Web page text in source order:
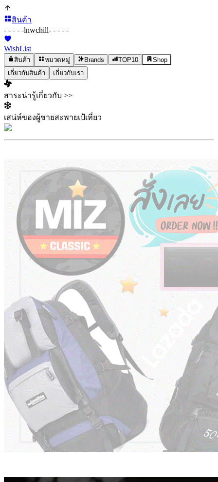
สินค้า
- - - - -lnwchill- - - - -
WishList
สินค้า หมวดหมู่ Brands TOP10
Shop
เกี่ยวกับสินค้า
เกี่ยวกับเรา
สาระน่ารู้เกี่ยวกับ >>
เสน่ห์ของผู้ชายสะพายเป้เที่ยว